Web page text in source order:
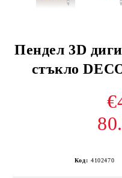
Пендел 3D
стъкло
Код: 4102470